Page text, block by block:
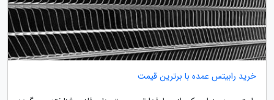
خرید رابیتس عمده با برترین قیمت